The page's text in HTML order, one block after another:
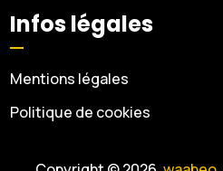
Infos légales
Mentions légales
Politique de cookies